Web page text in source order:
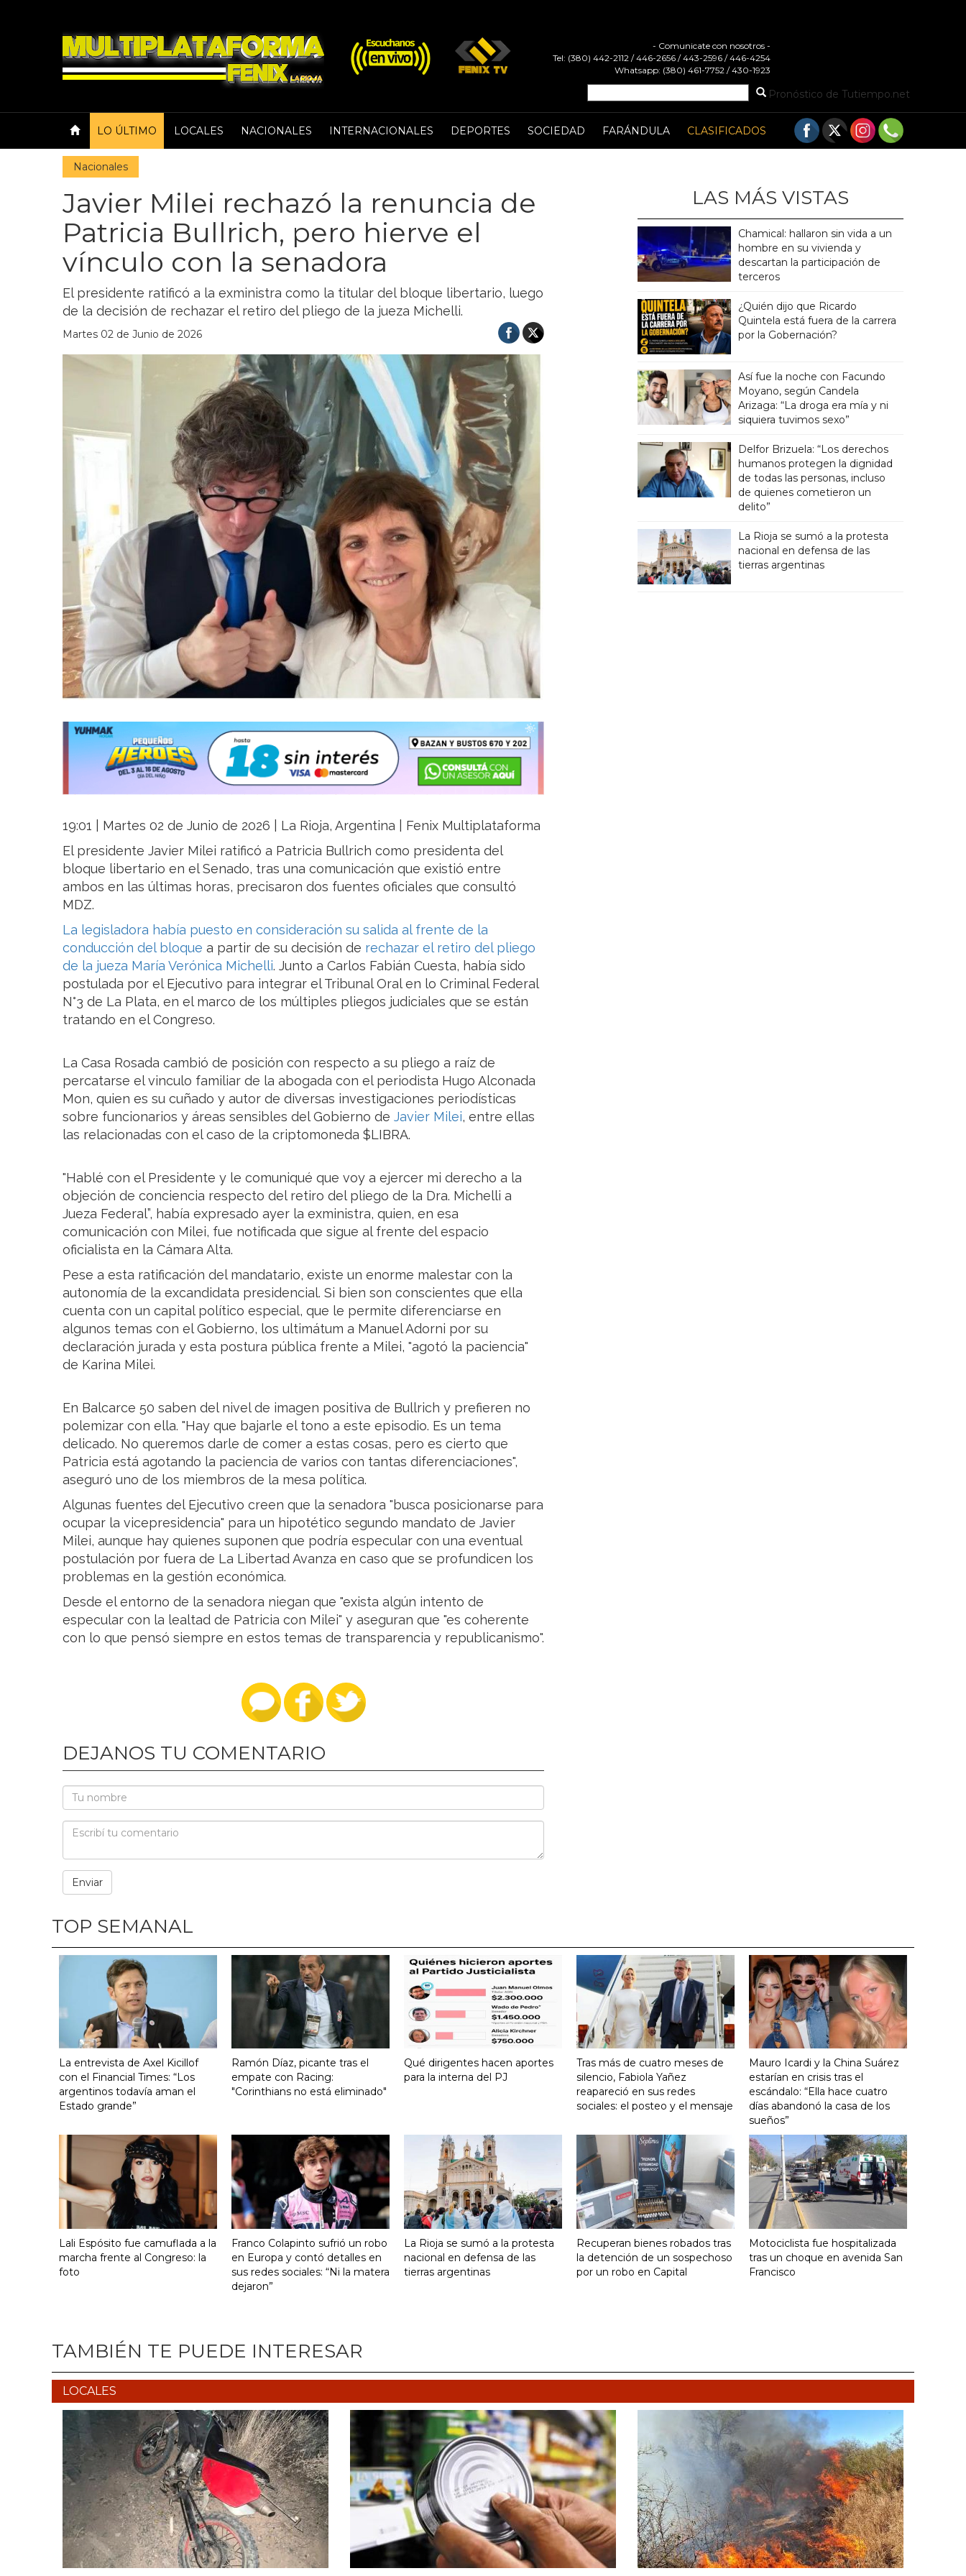
- Comunicate con nosotros -
Tel: (380) 442-2112 / 446-2656 / 443-2596 / 446-4254
Whatsapp: (380) 461-7752 / 430-1923
Pronóstico de Tutiempo.net
LO ÚLTIMO LOCALES NACIONALES INTERNACIONALES DEPORTES SOCIEDAD FARÁNDULA CLASIFICADOS
Nacionales
Javier Milei rechazó la renuncia de
Patricia Bullrich, pero hierve el
vínculo con la senadora
El presidente ratificó a la exministra como la titular del bloque libertario, luego
de la decisión de rechazar el retiro del pliego de la jueza Michelli.
Martes 02 de Junio de 2026
19:01 | Martes 02 de Junio de 2026 | La Rioja, Argentina | Fenix Multiplataforma
El presidente Javier Milei ratificó a Patricia Bullrich como presidenta del
bloque libertario en el Senado, tras una comunicación que existió entre
ambos en las últimas horas, precisaron dos fuentes oficiales que consultó
MDZ.
La legisladora había puesto en consideración su salida al frente de la
conducción del bloque a partir de su decisión de rechazar el retiro del pliego
de la jueza María Verónica Michelli. Junto a Carlos Fabián Cuesta, había sido
postulada por el Ejecutivo para integrar el Tribunal Oral en lo Criminal Federal
N°3 de La Plata, en el marco de los múltiples pliegos judiciales que se están
tratando en el Congreso.
La Casa Rosada cambió de posición con respecto a su pliego a raíz de
percatarse el vinculo familiar de la abogada con el periodista Hugo Alconada
Mon, quien es su cuñado y autor de diversas investigaciones periodísticas
sobre funcionarios y áreas sensibles del Gobierno de Javier Milei, entre ellas
las relacionadas con el caso de la criptomoneda $LIBRA.
"Hablé con el Presidente y le comuniqué que voy a ejercer mi derecho a la
objeción de conciencia respecto del retiro del pliego de la Dra. Michelli a
Jueza Federal”, había expresado ayer la exministra, quien, en esa
comunicación con Milei, fue notificada que sigue al frente del espacio
oficialista en la Cámara Alta.
Pese a esta ratificación del mandatario, existe un enorme malestar con la
autonomía de la excandidata presidencial. Si bien son conscientes que ella
cuenta con un capital político especial, que le permite diferenciarse en
algunos temas con el Gobierno, los ultimátum a Manuel Adorni por su
declaración jurada y esta postura pública frente a Milei, "agotó la paciencia"
de Karina Milei.
En Balcarce 50 saben del nivel de imagen positiva de Bullrich y prefieren no
polemizar con ella. "Hay que bajarle el tono a este episodio. Es un tema
delicado. No queremos darle de comer a estas cosas, pero es cierto que
Patricia está agotando la paciencia de varios con tantas diferenciaciones",
aseguró uno de los miembros de la mesa política.
Algunas fuentes del Ejecutivo creen que la senadora "busca posicionarse para
ocupar la vicepresidencia" para un hipotético segundo mandato de Javier
Milei, aunque hay quienes suponen que podría especular con una eventual
postulación por fuera de La Libertad Avanza en caso que se profundicen los
problemas en la gestión económica.
Desde el entorno de la senadora niegan que "exista algún intento de
especular con la lealtad de Patricia con Milei" y aseguran que "es coherente
con lo que pensó siempre en estos temas de transparencia y republicanismo".
DEJANOS TU COMENTARIO
LAS MÁS VISTAS
Chamical: hallaron sin vida a un
hombre en su vivienda y
descartan la participación de
terceros
¿Quién dijo que Ricardo
Quintela está fuera de la carrera
por la Gobernación?
Así fue la noche con Facundo
Moyano, según Candela
Arizaga: “La droga era mía y ni
siquiera tuvimos sexo”
Delfor Brizuela: “Los derechos
humanos protegen la dignidad
de todas las personas, incluso
de quienes cometieron un
delito”
La Rioja se sumó a la protesta
nacional en defensa de las
tierras argentinas
TOP SEMANAL
La entrevista de Axel Kicillof
con el Financial Times: “Los
argentinos todavía aman el
Estado grande”
Ramón Díaz, picante tras el
empate con Racing:
"Corinthians no está eliminado"
Qué dirigentes hacen aportes
para la interna del PJ
Tras más de cuatro meses de
silencio, Fabiola Yañez
reapareció en sus redes
sociales: el posteo y el mensaje
Mauro Icardi y la China Suárez
estarían en crisis tras el
escándalo: “Ella hace cuatro
días abandonó la casa de los
sueños”
Lali Espósito fue camuflada a la
marcha frente al Congreso: la
foto
Franco Colapinto sufrió un robo
en Europa y contó detalles en
sus redes sociales: “Ni la matera
dejaron”
La Rioja se sumó a la protesta
nacional en defensa de las
tierras argentinas
Recuperan bienes robados tras
la detención de un sospechoso
por un robo en Capital
Motociclista fue hospitalizada
tras un choque en avenida San
Francisco
TAMBIÉN TE PUEDE INTERESAR
LOCALES